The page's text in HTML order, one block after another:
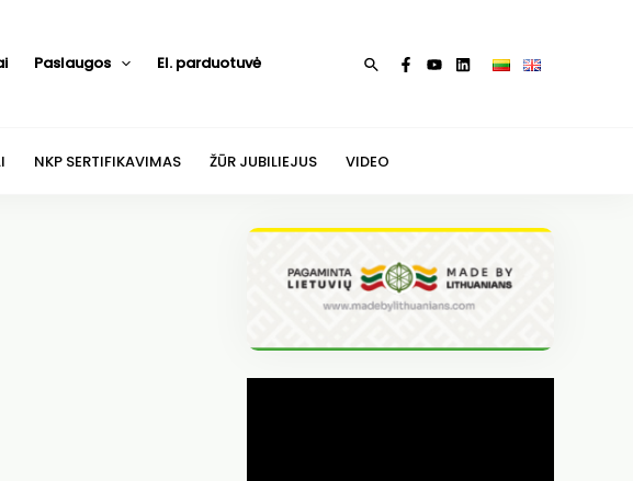
Paslaugos El. parduotuvė Paieška
NKP SERTIFIKAVIMAS ŽŪR JUBILIEJUS VIDEO